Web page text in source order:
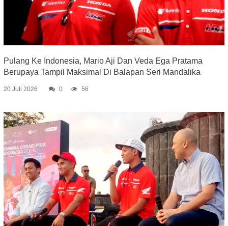
Pulang Ke Indonesia, Mario Aji Dan Veda Ega Pratama
Berupaya Tampil Maksimal Di Balapan Seri Mandalika
20 Juli 2026 0 56